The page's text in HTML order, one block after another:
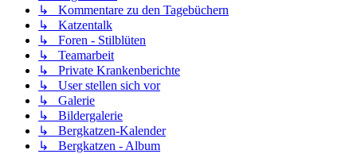
↳ Kommentare zu den Tagebüchern
↳ Katzentalk
↳ Foren - Stilblüten
↳ Teamarbeit
↳ Private Krankenberichte
↳ User stellen sich vor
↳ Galerie
↳ Bildergalerie
↳ Bergkatzen-Kalender
↳ Bergkatzen - Album